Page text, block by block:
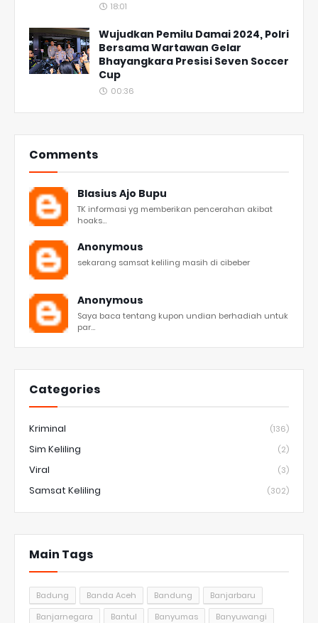
18:01
Wujudkan Pemilu Damai 2024, Polri
Bersama Wartawan Gelar
Bhayangkara Presisi Seven Soccer
Cup
00:36
Comments
Blasius Ajo Bupu
TK informasi yg memberikan pencerahan akibat
hoaks...
Anonymous
sekarang samsat keliling masih di cibeber
Anonymous
Saya baca tentang kupon undian berhadiah untuk
par...
Categories
Kriminal (136)
Sim Keliling (2)
Viral (3)
Samsat Keliling (302)
Main Tags
Badung Banda Aceh Bandung
Banjarbaru
Banjarnegara
Bantul Banyumas
Banyuwangi